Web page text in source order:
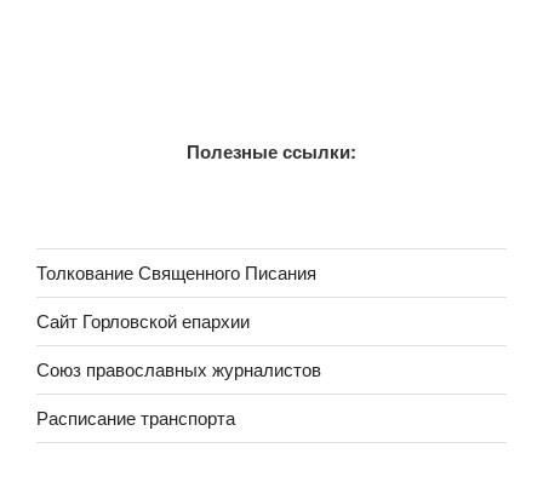
Полезные ссылки:
Толкование Священного Писания
Сайт Горловской епархии
Союз православных журналистов
Расписание транспорта